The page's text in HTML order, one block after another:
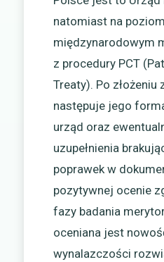
natomiast na
międzynarodowym
z procedury PCT
Treaty). Po złożeniu
następuje jego
urząd oraz
uzupełnienia
poprawek w
pozytywnej ocenie
fazy badania
oceniana jest
wynalazczości